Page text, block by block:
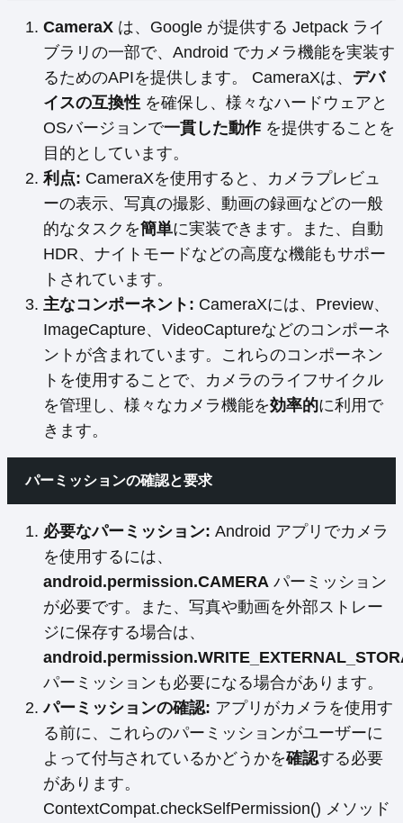
CameraX は、Google が提供する Jetpack ライ
ブラリの一部で、Android でカメラ機能を実装す
るためのAPIを提供します。 CameraXは、 デバ
イスの互換性 を確保し、様々なハードウェアと
OSバージョンで一貫した動作を提供することを
目的としています。
利点: CameraXを使用すると、カメラプレビュ
ーの表示、写真の撮影、動画の録画などの一般
的なタスクを簡単に実装できます。また、自動
HDR、ナイトモードなどの高度な機能もサポー
トされています。
主なコンポーネント: CameraXには、Preview、
ImageCapture、VideoCaptureなどのコンポーネ
ントが含まれています。これらのコンポーネン
トを使用することで、カメラのライフサイクル
を管理し、様々なカメラ機能を効率的に利用で
きます。
パーミッションの確認と要求
必要なパーミッション: Android アプリでカメラ
を使用するには、
android.permission.CAMERA パーミッション
が必要です。また、写真や動画を外部ストレー
ジに保存する場合は、
パーミッションも必要になる場合があります。
パーミッションの確認: アプリがカメラを使用す
る前に、これらのパーミッションがユーザーに
よって付与されているかどうかを確認する必要
があります。
ContextCompat.checkSelfPermission() メソッド